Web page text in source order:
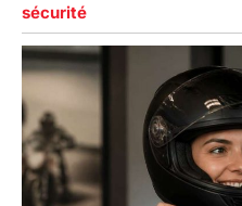
sécurité